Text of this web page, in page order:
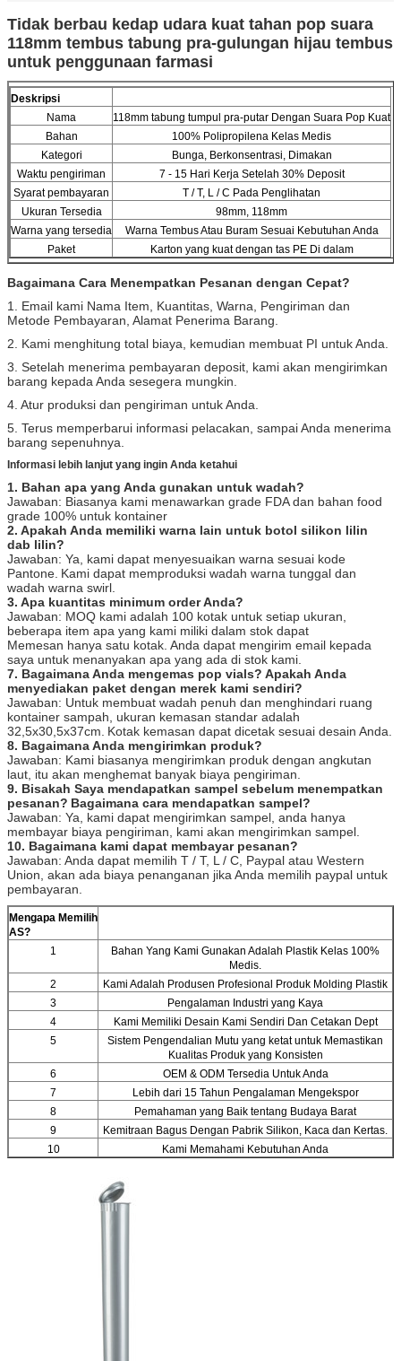
Tidak berbau kedap udara kuat tahan pop suara
118mm tembus tabung pra-gulungan hijau tembus
untuk penggunaan farmasi
Deskripsi
Nama
118mm tabung tumpul pra-putar Dengan Suara Pop Kuat
Bahan
100% Polipropilena Kelas Medis
Kategori
Bunga, Berkonsentrasi, Dimakan
Waktu pengiriman
7 - 15 Hari Kerja Setelah 30% Deposit
Syarat pembayaran
T / T, L / C Pada Penglihatan
Ukuran Tersedia
98mm, 118mm
Warna yang tersedia
Warna Tembus Atau Buram Sesuai Kebutuhan Anda
Paket
Karton yang kuat dengan tas PE Di dalam
Bagaimana Cara Menempatkan Pesanan dengan Cepat?
1. Email kami Nama Item, Kuantitas, Warna, Pengiriman dan
Metode Pembayaran, Alamat Penerima Barang.
2. Kami menghitung total biaya, kemudian membuat PI untuk Anda.
3. Setelah menerima pembayaran deposit, kami akan mengirimkan
barang kepada Anda sesegera mungkin.
4. Atur produksi dan pengiriman untuk Anda.
5. Terus memperbarui informasi pelacakan, sampai Anda menerima
barang sepenuhnya.
Informasi lebih lanjut yang ingin Anda ketahui
1. Bahan apa yang Anda gunakan untuk wadah?
Jawaban: Biasanya kami menawarkan grade FDA dan bahan food
grade 100% untuk kontainer
2. Apakah Anda memiliki warna lain untuk botol silikon lilin
dab lilin?
Jawaban: Ya, kami dapat menyesuaikan warna sesuai kode
Pantone. Kami dapat memproduksi wadah warna tunggal dan
wadah warna swirl.
3. Apa kuantitas minimum order Anda?
Jawaban: MOQ kami adalah 100 kotak untuk setiap ukuran,
beberapa item apa yang kami miliki dalam stok dapat
Memesan hanya satu kotak. Anda dapat mengirim email kepada
saya untuk menanyakan apa yang ada di stok kami.
7. Bagaimana Anda mengemas pop vials? Apakah Anda
menyediakan paket dengan merek kami sendiri?
Jawaban: Untuk membuat wadah penuh dan menghindari ruang
kontainer sampah, ukuran kemasan standar adalah
32,5x30,5x37cm. Kotak kemasan dapat dicetak sesuai desain Anda.
8. Bagaimana Anda mengirimkan produk?
Jawaban: Kami biasanya mengirimkan produk dengan angkutan
laut, itu akan menghemat banyak biaya pengiriman.
9. Bisakah Saya mendapatkan sampel sebelum menempatkan
pesanan? Bagaimana cara mendapatkan sampel?
Jawaban: Ya, kami dapat mengirimkan sampel, anda hanya
membayar biaya pengiriman, kami akan mengirimkan sampel.
10. Bagaimana kami dapat membayar pesanan?
Jawaban: Anda dapat memilih T / T, L / C, Paypal atau Western
Union, akan ada biaya penanganan jika Anda memilih paypal untuk
pembayaran.
Mengapa Memilih
AS?
1
Bahan Yang Kami Gunakan Adalah Plastik Kelas 100%
Medis.
2
Kami Adalah Produsen Profesional Produk Molding Plastik
3
Pengalaman Industri yang Kaya
4
Kami Memiliki Desain Kami Sendiri Dan Cetakan Dept
5
Sistem Pengendalian Mutu yang ketat untuk Memastikan
Kualitas Produk yang Konsisten
6
OEM & ODM Tersedia Untuk Anda
7
Lebih dari 15 Tahun Pengalaman Mengekspor
8
Pemahaman yang Baik tentang Budaya Barat
9
Kemitraan Bagus Dengan Pabrik Silikon, Kaca dan Kertas.
10
Kami Memahami Kebutuhan Anda